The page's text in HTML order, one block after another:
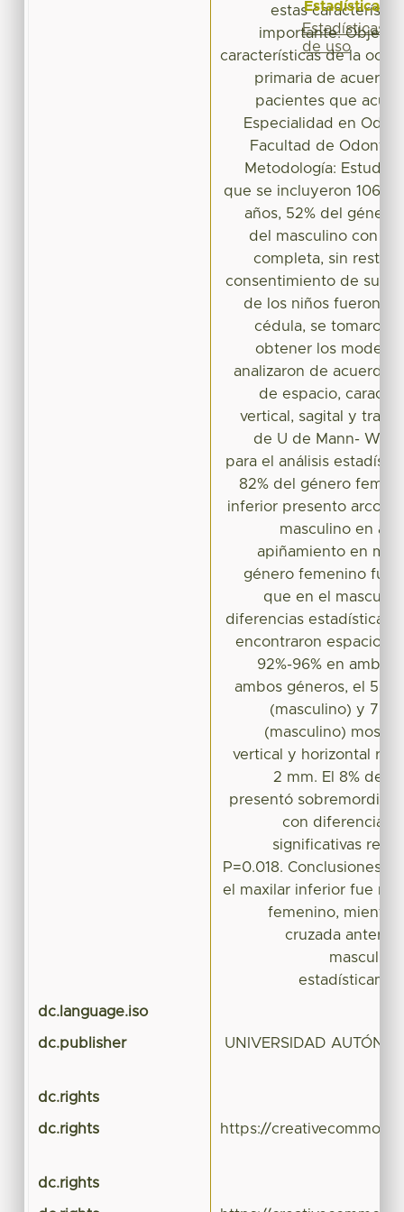
estas
importante.
características de la
primaria de acuerdo
pacientes que
Especialidad en
Facultad de
Metodología: Estudio
que se incluyeron 106
años, 52% del género
del masculino con
completa, sin
consentimiento de sus
de los niños fueron
cédula, se tomaron
obtener los
analizaron de acuerdo
de espacio,
vertical, sagital y
de U de Mann-
para el análisis
82% del género
inferior presento arco
masculino en
apiñamiento en
género femenino fue
que en el
diferencias
encontraron espacios
92%-96% en ambos
ambos géneros, el
(masculino) y
(masculino)
vertical y horizontal
2 mm. El 8% del
presentó sobremordida
con diferencias
significativas
P=0.018. Conclusiones:
el maxilar inferior fue
femenino,
cruzada
dc.language.iso
dc.publisher UNIVERSIDAD
dc.rights
dc.rights https://
dc.rights
Estadísticas
Estadísticas
de uso